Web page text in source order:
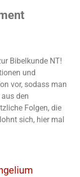
Bibelkunde NT!
und
vor, sodass man
den
Folgen, die
sich, hier mal